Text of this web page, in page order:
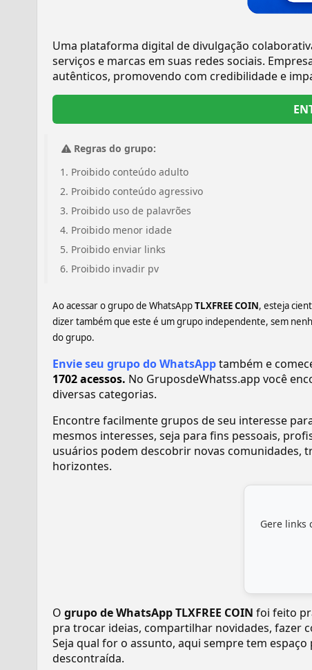
Uma plataforma digital de divulgação
serviços e marcas em suas redes sociais.
autênticos, promovendo com credibilidade e
Regras do grupo:
Proibido conteúdo adulto
Proibido conteúdo agressivo
Proibido uso de palavrões
Proibido menor idade
Proibido enviar links
Proibido invadir pv
Ao acessar o grupo de WhatsAppTLXFREE COIN, esteja
dizer também que este é um grupo independente, sem
do grupo.
Envie seu grupo do WhatsApptambém e
1702 acessos. No GruposdeWhatss.app você
diversas categorias.
Encontre facilmente grupos de seu interesse
mesmos interesses, seja para fins pessoais,
usuários podem descobrir novas comunidades,
horizontes.
Gere links
O grupo de WhatsApp TLXFREE COIN foi feito
pra trocar ideias, compartilhar novidades, fazer
Seja qual for o assunto, aqui sempre tem
descontraída.